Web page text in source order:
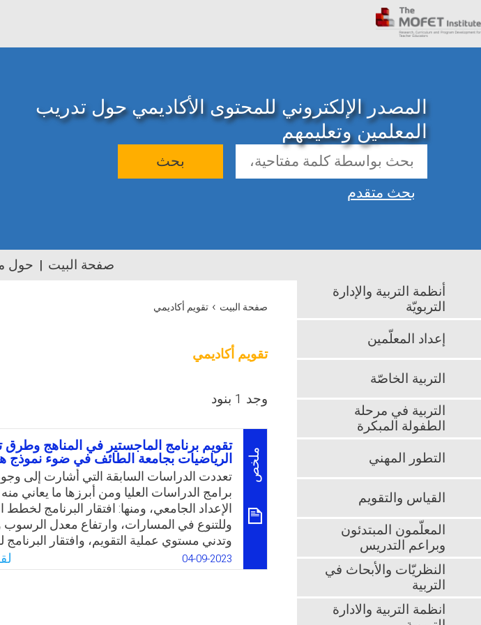
المصدر الإلكتروني للمحتوى الأكاديمي حول تدريب
المعلمين وتعليمهم
بحث
بحث متقدم
صفحة البيت حول
صفحة البيت › تقويم أكاديمي
تقويم أكاديمي
وجد 1 بنود
ملخص
تقويم برنامج الماجستير في المناهج
الرياضيات بجامعة الطائف في ضوء نموذج
تعددت الدراسات السابقة التي أشارت إلى
برامج الدراسات العليا ومن أبرزها ما يعاني
الإعداد الجامعي، ومنها: افتقار البرنامج لخطط
وللتنوع في المسارات، وارتفاع معدل
وتدني مستوي عملية التقويم، وافتقار البرنامج
الإرشاد الأكاديمي، وتدني معايير القبول،
البرنامج للطالب، وأوصت بعض الدراسات
04-09-2023
أنظمة التربية والإدارة
التربويّة
إعداد المعلّمين
التربية الخاصّة
التربية في مرحلة
الطفولة المبكرة
التطور المهني
القياس والتقويم
المعلّمون المبتدئون
وبراعم التدريس
النظريّات والأبحاث في
التربية
انظمة التربية والادارة